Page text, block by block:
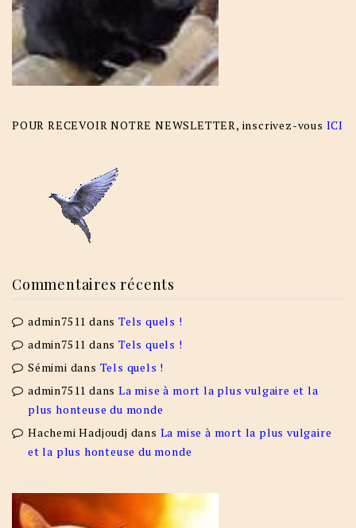
POUR RECEVOIR NOTRE NEWSLETTER, inscrivez-vous ICI
Commentaires récents
admin7511 dansTels quels !
admin7511 dansTels quels !
Sémimi dans Tels quels !
admin7511 dansLa mise à mort la plus vulgaire et la
plus honteuse du monde
Hachemi Hadjoudj dans La mise à mort la plus vulgaire
et la plus honteuse du monde